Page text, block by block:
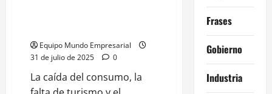
son
15.000
las
cerradas
Equipo Mundo Empresarial
31 de julio de 2025
0
La caída del consumo, la
Frases
Gobierno
Industria